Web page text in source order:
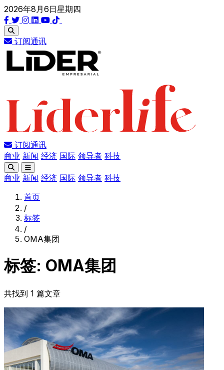
2026年8月6日星期四
订阅通讯
订阅通讯
商业 新闻 经济 国际 领导者 科技
商业 新闻 经济 国际 领导者 科技
首页
/
标签
/
OMA集团
标签: OMA集团
共找到 1 篇文章